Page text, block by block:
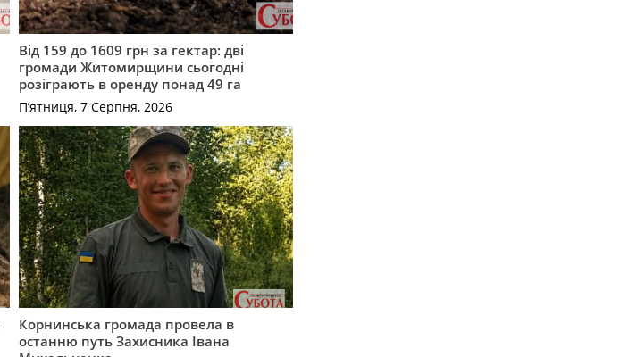
Від 159 до 1609 грн за гектар: дві
громади Житомирщини сьогодні
розіграють в оренду понад 49 га
П’ятниця, 7 Серпня, 2026
Корнинська громада провела в
останню путь Захисника Івана